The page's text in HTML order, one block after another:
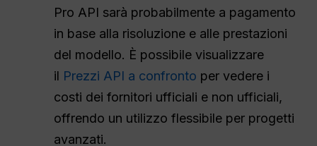
Pro API sarà probabilmente a pagamento
in base alla risoluzione e alle prestazioni
del modello. È possibile visualizzare
il Prezzi API a confronto per vedere i
costi dei fornitori ufficiali e non ufficiali,
offrendo un utilizzo flessibile per progetti
avanzati.